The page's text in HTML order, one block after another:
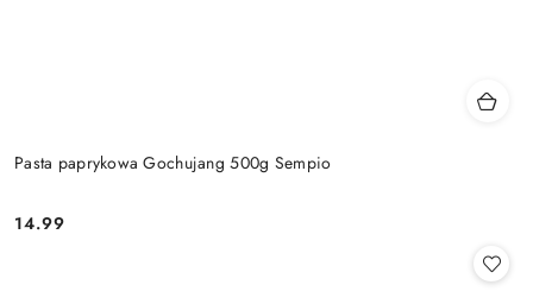
Pasta paprykowa Gochujang 500g Sempio
Cena:
14.99